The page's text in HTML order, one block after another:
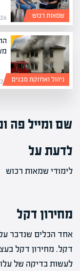
24/ שמאות רכוש
14/ ניהול ואחזקת מבנים
שם ומייל פה
לדעת על
לימודי שמאות רכוש
מחירון דקל
אחד הכלים שנדבר
דקל. מחירון דקל
לעשות בדיקה של